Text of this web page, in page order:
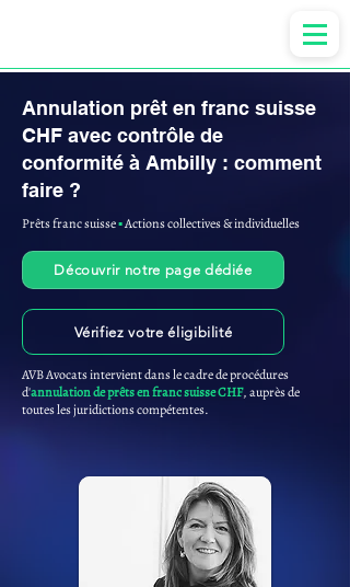
Annulation prêt en franc suisse
CHF avec contrôle de
conformité à Ambilly : comment
faire ?
Prêts franc suisse▪︎Actions collectives & individuelles
Découvrir notre page dédiée
Vérifiez votre éligibilité
AVB Avocats intervient dans le cadre de procédures
d'annulation de prêts en franc suisse CHF, auprès de
toutes les juridictions compétentes.